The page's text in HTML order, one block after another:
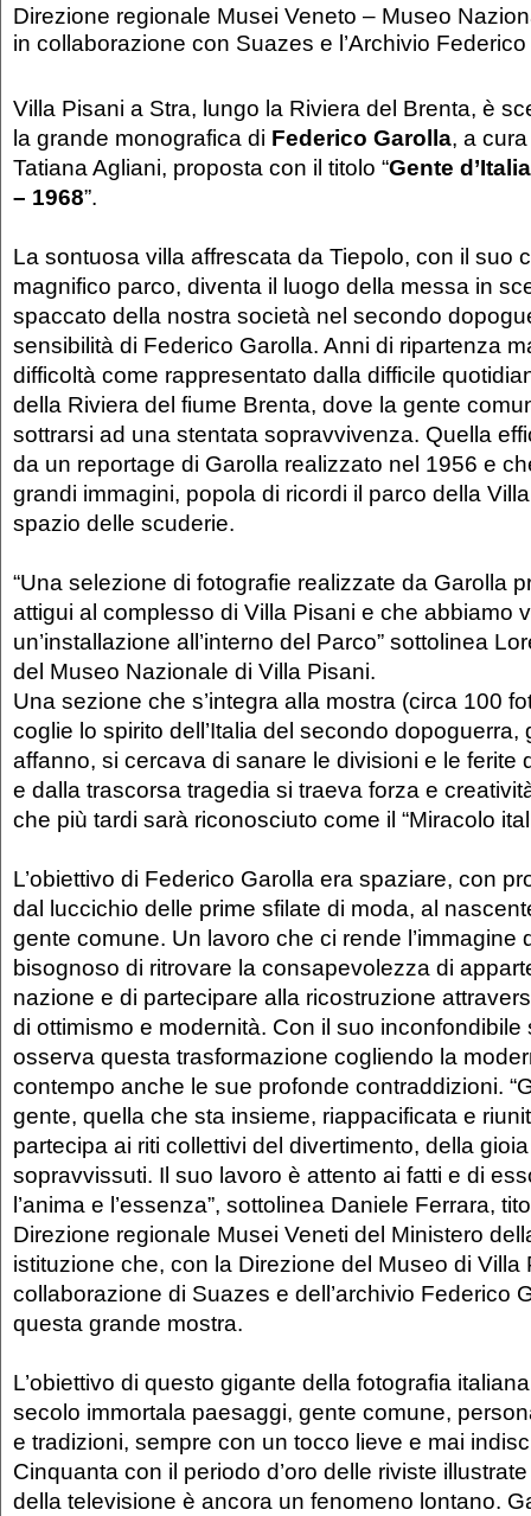
Direzione regionale Musei Veneto – Museo
in collaborazione con Suazes e l’Archivio
Villa Pisani a Stra, lungo la Riviera del Brenta, è
la grande monografica di Federico Garolla, a
Tatiana Agliani, proposta con il titolo “Gente
– 1968”.
La sontuosa villa affrescata da Tiepolo, con il suo
magnifico parco, diventa il luogo della messa in
spaccato della nostra società nel secondo
sensibilità di Federico Garolla. Anni di ripartenza
difficoltà come rappresentato dalla difficile
della Riviera del fiume Brenta, dove la gente
sottrarsi ad una stentata sopravvivenza. Quella
da un reportage di Garolla realizzato nel 1956 e
grandi immagini, popola di ricordi il parco della
spazio delle scuderie.
“Una selezione di fotografie realizzate da Garolla
attigui al complesso di Villa Pisani e che abbiamo
un’installazione all’interno del Parco” sottolinea
del Museo Nazionale di Villa Pisani.
Una sezione che s’integra alla mostra (circa 100
coglie lo spirito dell’Italia del secondo dopoguerra,
affanno, si cercava di sanare le divisioni e le ferite
e dalla trascorsa tragedia si traeva forza e
che più tardi sarà riconosciuto come il “Miracolo
L’obiettivo di Federico Garolla era spaziare, con
dal luccichio delle prime sfilate di moda, al
gente comune. Un lavoro che ci rende l’immagine
bisognoso di ritrovare la consapevolezza di
nazione e di partecipare alla ricostruzione
di ottimismo e modernità. Con il suo inconfondibile
osserva questa trasformazione cogliendo la
contempo anche le sue profonde contraddizioni.
gente, quella che sta insieme, riappacificata e
partecipa ai riti collettivi del divertimento, della gioia
sopravvissuti. Il suo lavoro è attento ai fatti e di
l’anima e l’essenza”, sottolinea Daniele Ferrara,
Direzione regionale Musei Veneti del Ministero
istituzione che, con la Direzione del Museo di Villa
collaborazione di Suazes e dell’archivio Federico
questa grande mostra.
L’obiettivo di questo gigante della fotografia
secolo immortala paesaggi, gente comune,
e tradizioni, sempre con un tocco lieve e mai
Cinquanta con il periodo d’oro delle riviste
della televisione è ancora un fenomeno lontano.